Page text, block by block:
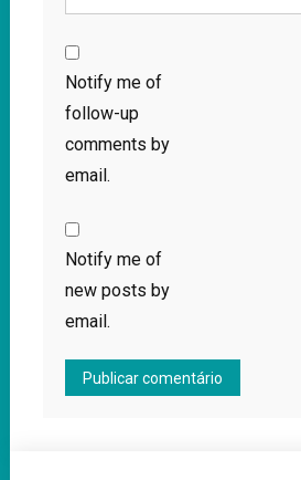
Notify me of
follow-up
comments by
email.
Notify me of
new posts by
email.